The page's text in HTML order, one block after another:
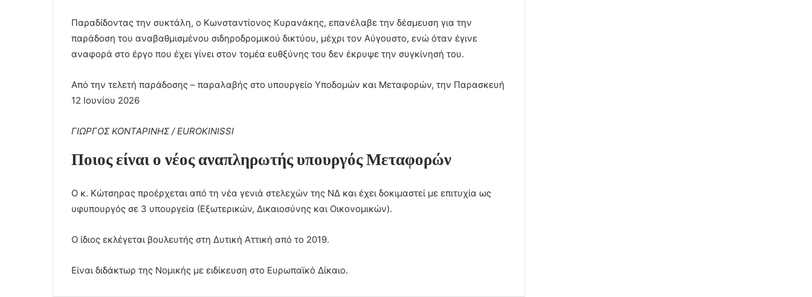
Παραδίδοντας την συκτάλη, ο Κωνσταντίονος Κυρανάκης, επανέλαβε την δέσμευση για την
παράδοση του αναβαθμισμένου σιδηροδρομικού δικτύου, μέχρι τον Αύγουστο, ενώ όταν έγινε
αναφορά στο έργο που έχει γίνει στον τομέα ευθξύνης του δεν έκρυψε την συγκίνησή του.
Από την τελετή παράδοσης – παραλαβής στο υπουργείο Υποδομών και Μεταφορών, την Παρασκευή
12 Ιουνίου 2026
ΓΙΩΡΓΟΣ ΚΟΝΤΑΡΙΝΗΣ / EUROKINISSI
Ποιος είναι ο νέος αναπληρωτής υπουργός Μεταφορών
Ο κ. Κώτσηρας προέρχεται από τη νέα γενιά στελεχών της ΝΔ και έχει δοκιμαστεί με επιτυχία ως
υφυπουργός σε 3 υπουργεία (Εξωτερικών, Δικαιοσύνης και Οικονομικών).
Ο ίδιος εκλέγεται βουλευτής στη Δυτική Αττική από το 2019.
Είναι διδάκτωρ της Νομικής με ειδίκευση στο Ευρωπαϊκό Δίκαιο.